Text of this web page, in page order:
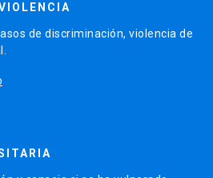
de discriminación, violencia de